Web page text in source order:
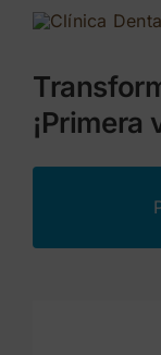
¡Primera